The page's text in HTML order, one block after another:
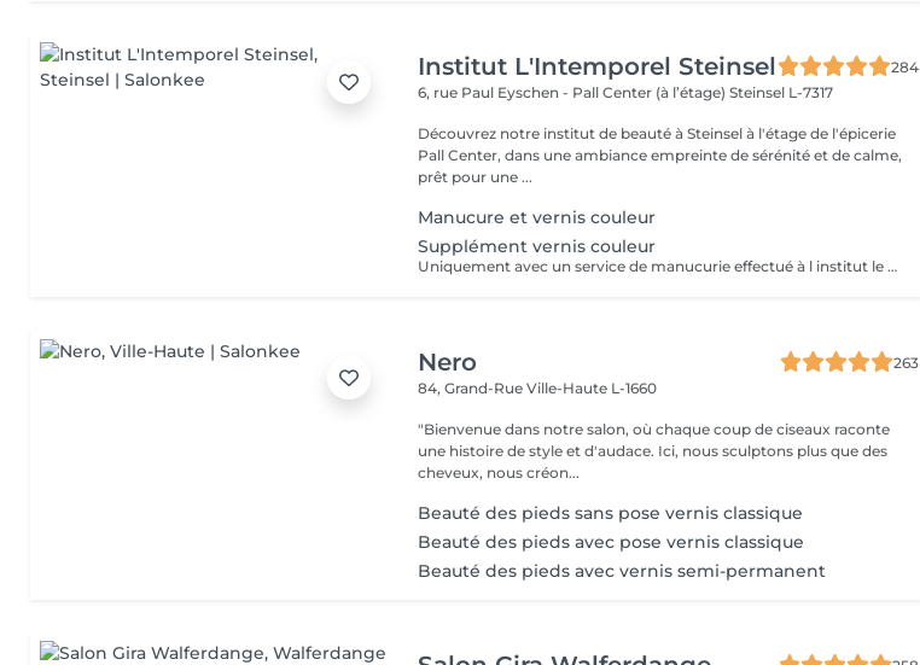
Institut L'Intemporel Steinsel
284
6, rue Paul Eyschen - Pall Center (à l’étage)Steinsel L-7317
Découvrez notre institut de beauté à Steinsel à l'étage de l'épicerie
Pall Center, dans une ambiance empreinte de sérénité et de calme,
prêt pour une ...
Manucure et vernis couleur
Supplément vernis couleur
Uniquement avec un service de manucurie effectué à l institut le même jour .
Nero
263
84, Grand-RueVille-Haute L-1660
"Bienvenue dans notre salon, où chaque coup de ciseaux raconte
une histoire de style et d'audace. Ici, nous sculptons plus que des
cheveux, nous créon...
Beauté des pieds sans pose vernis classique
Beauté des pieds avec pose vernis classique
Beauté des pieds avec vernis semi-permanent